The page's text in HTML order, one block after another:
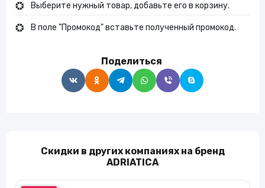
Выберите нужный товар, добавьте его в корзину.
В поле "Промокод" вставьте полученный промокод.
Поделиться
Скидки в других компаниях на бренд
ADRIATICA